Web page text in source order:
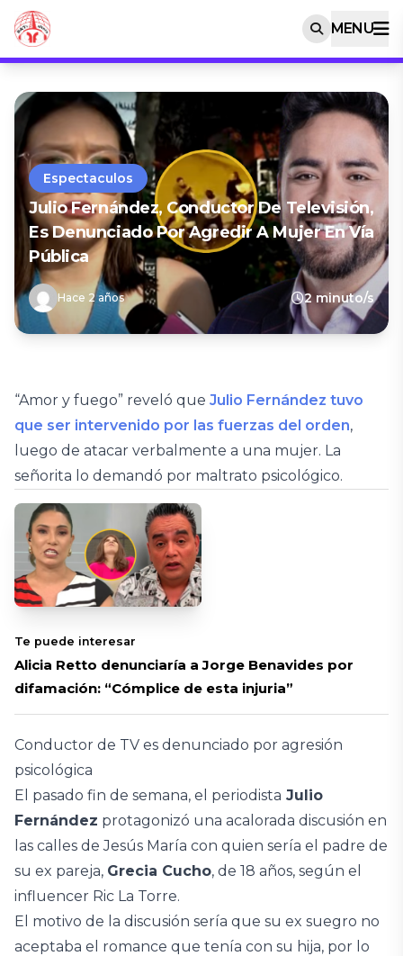
MENU
Espectaculos
Julio Fernández, Conductor De Televisión,
Es Denunciado Por Agredir A Mujer En Vía
Pública
Hace 2 años 2 minuto/s
“Amor y fuego” reveló que Julio Fernández tuvo
que ser intervenido por las fuerzas del orden,
luego de atacar verbalmente a una mujer. La
señorita lo demandó por maltrato psicológico.
Te puede interesar
Alicia Retto denunciaría a Jorge Benavides por
difamación: “Cómplice de esta injuria”
Conductor de TV es denunciado por agresión
psicológica
El pasado fin de semana, el periodista Julio
Fernández protagonizó una acalorada discusión en
las calles de Jesús María con quien sería el padre de
su ex pareja, Grecia Cucho, de 18 años, según el
influencer Ric La Torre.
El motivo de la discusión sería que su ex suegro no
aceptaba el romance que tenía con su hija, por lo